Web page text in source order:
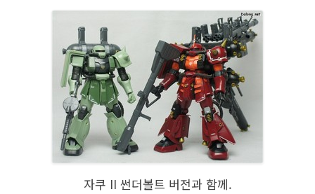
자쿠 II 썬더볼트 버전과 함께.